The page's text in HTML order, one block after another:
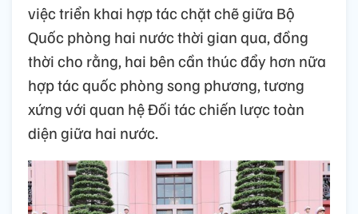
việc triển khai hợp tác chặt chẽ giữa Bộ
Quốc phòng hai nước thời gian qua, đồng
thời cho rằng, hai bên cần thúc đẩy hơn nữa
hợp tác quốc phòng song phương, tương
xứng với quan hệ Đối tác chiến lược toàn
diện giữa hai nước.